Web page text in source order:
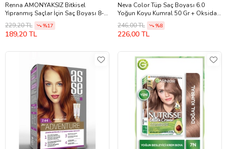
Renna AMONYAKSIZ Bitkisel
Yıpranmış Saçlar İçin Saç Boyası 8-1
KÜLLÜ AÇIK KUMRAL 60ml
229,20 TL %17
189,20 TL
Neva Color Tüp Saç Boyası 6.0
Yoğun Koyu Kumral 50 Gr + Oksidan
Sıvısı 50 Ml
246,00 TL %8
226,00 TL